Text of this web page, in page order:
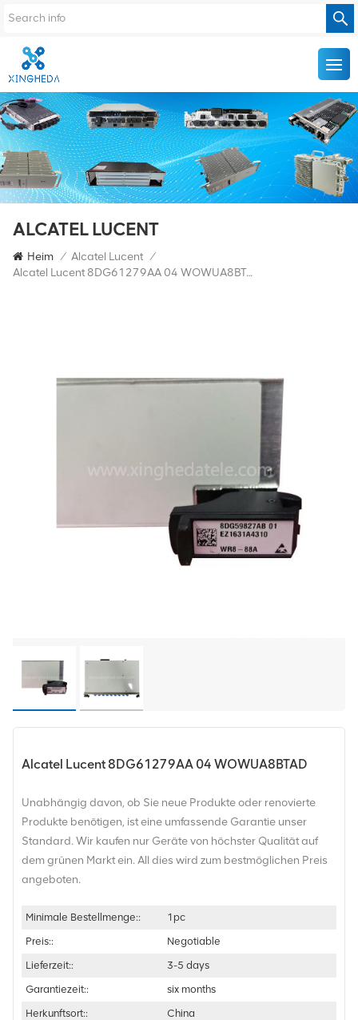
ALCATEL LUCENT
Heim / Alcatel Lucent /
Alcatel Lucent 8DG61279AA 04 WOWUA8BTAD
Alcatel Lucent 8DG61279AA 04 WOWUA8BTAD
Unabhängig davon, ob Sie neue Produkte oder renovierte
Produkte benötigen, ist eine umfassende Garantie unser
Standard. Wir kaufen nur Geräte von höchster Qualität auf
dem grünen Markt ein. All dies wird zum bestmöglichen Preis
angeboten.
Minimale Bestellmenge::
1pc
Preis::
Negotiable
Lieferzeit::
3-5 days
Garantiezeit::
six months
Herkunftsort::
China